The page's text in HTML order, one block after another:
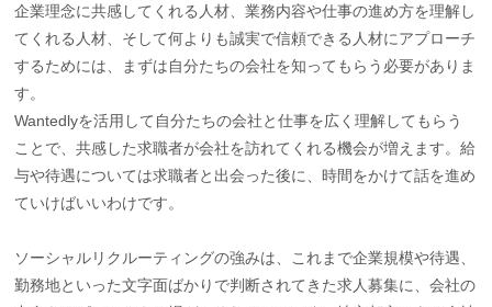
企業理念に共感してくれる人材、業務内容や仕事の進め方を理解し
てくれる人材、そして何よりも誠実で信頼できる人材にアプローチ
するためには、まずは自分たちの会社を知ってもらう必要がありま
す。
Wantedlyを活用して自分たちの会社と仕事を広く理解してもらう
ことで、共感した求職者が会社を訪れてくれる機会が増えます。給
与や待遇については求職者と出会った後に、時間をかけて話を進め
ていけばいいわけです。
ソーシャルリクルーティングの強みは、これまで企業規模や待遇、
勤務地といった文字面ばかりで判断されてきた求人募集に、会社の